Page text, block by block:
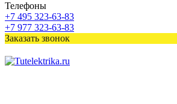
Телефоны
+7 495 323-63-83
+7 977 323-63-83
Заказать звонок